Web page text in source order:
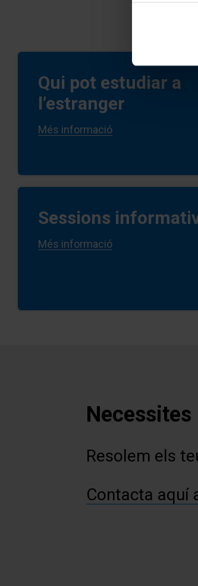
Qui pot estudiar a
l’estranger
Més informació
Sessions
Més informació
Resolem els
Contacta aquí